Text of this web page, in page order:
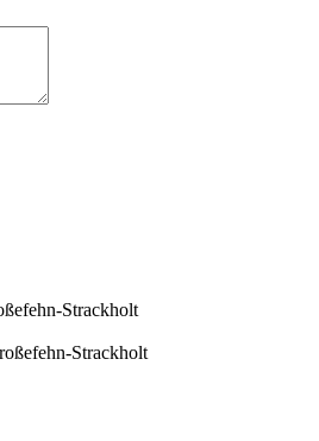
Strackholt
Strackholt